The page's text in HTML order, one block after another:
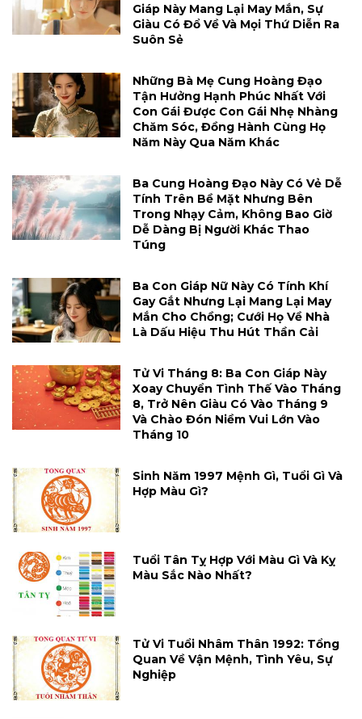
Giáp Này Mang Lại May Mắn, Sự
Giàu Có Đổ Về Và Mọi Thứ Diễn Ra
Suôn Sẻ
Những Bà Mẹ Cung Hoàng Đạo
Tận Hưởng Hạnh Phúc Nhất Với
Con Gái Được Con Gái Nhẹ Nhàng
Chăm Sóc, Đồng Hành Cùng Họ
Năm Này Qua Năm Khác
Ba Cung Hoàng Đạo Này Có Vẻ Dễ
Tính Trên Bề Mặt Nhưng Bên
Trong Nhạy Cảm, Không Bao Giờ
Dễ Dàng Bị Người Khác Thao
Túng
Ba Con Giáp Nữ Này Có Tính Khí
Gay Gắt Nhưng Lại Mang Lại May
Mắn Cho Chồng; Cưới Họ Về Nhà
Là Dấu Hiệu Thu Hút Thần Cải
Tử Vi Tháng 8: Ba Con Giáp Này
Xoay Chuyển Tình Thế Vào Tháng
8, Trở Nên Giàu Có Vào Tháng 9
Và Chào Đón Niềm Vui Lớn Vào
Tháng 10
Sinh Năm 1997 Mệnh Gì, Tuổi Gì Và
Hợp Màu Gì?
Tuổi Tân Tỵ Hợp Với Màu Gì Và Kỵ
Màu Sắc Nào Nhất?
Tử Vi Tuổi Nhâm Thân 1992: Tổng
Quan Về Vận Mệnh, Tình Yêu, Sự
Nghiệp